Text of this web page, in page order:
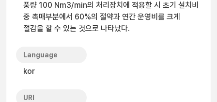
풍량 100 Nm3/min의 처리장치에 적용할 시 초기 설치비
중 촉매부분에서 60%의 절약과 연간 운영비를 크게
절감을 할 수 있는 것으로 나타났다.
Language
kor
URI